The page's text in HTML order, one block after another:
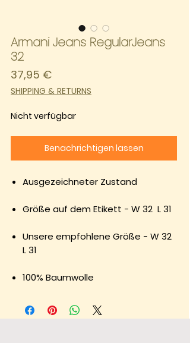
Armani Jeans RegularJeans
32
37,95 €Preis
SHIPPING & RETURNS
Nicht verfügbar
Benachrichtigen lassen
Ausgezeichneter Zustand
Größe auf dem Etikett - W 32 L 31
Unsere empfohlene Größe - W 32
L 31
100% Baumwolle